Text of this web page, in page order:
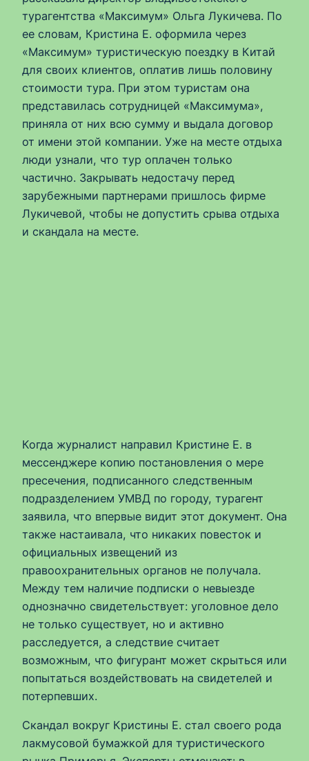
турагентства «Максимум» Ольга Лукичева. По
ее словам, Кристина Е. оформила через
«Максимум» туристическую поездку в Китай
для своих клиентов, оплатив лишь половину
стоимости тура. При этом туристам она
представилась сотрудницей «Максимума»,
приняла от них всю сумму и выдала договор
от имени этой компании. Уже на месте отдыха
люди узнали, что тур оплачен только
частично. Закрывать недостачу перед
зарубежными партнерами пришлось фирме
Лукичевой, чтобы не допустить срыва отдыха
и скандала на месте.
Когда журналист направил Кристине Е. в
мессенджере копию постановления о мере
пресечения, подписанного следственным
подразделением УМВД по городу, турагент
заявила, что впервые видит этот документ. Она
также настаивала, что никаких повесток и
официальных извещений из
правоохранительных органов не получала.
Между тем наличие подписки о невыезде
однозначно свидетельствует: уголовное дело
не только существует, но и активно
расследуется, а следствие считает
возможным, что фигурант может скрыться или
попытаться воздействовать на свидетелей и
потерпевших.
Скандал вокруг Кристины Е. стал своего рода
лакмусовой бумажкой для туристического